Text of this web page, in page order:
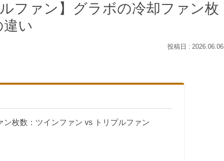
ファン】グラボの冷却ファン枚
い
2026.06.06
枚数：ツインファン vs トリプルファン